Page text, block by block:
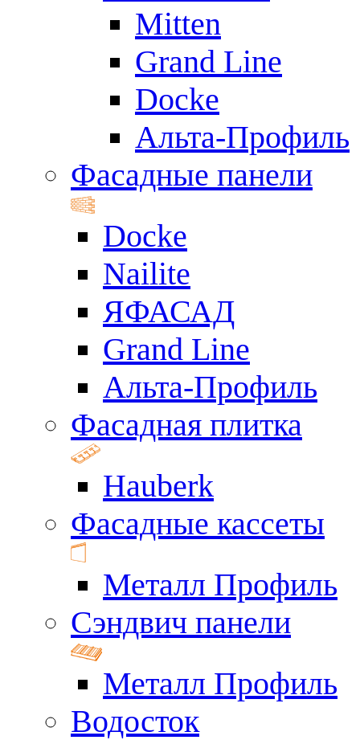
Mitten
Grand Line
Docke
Альта-Профиль
Фасадные панели
Docke
Nailite
ЯФАСАД
Grand Line
Альта-Профиль
Фасадная плитка
Hauberk
Фасадные кассеты
Металл Профиль
Сэндвич панели
Металл Профиль
Водосток